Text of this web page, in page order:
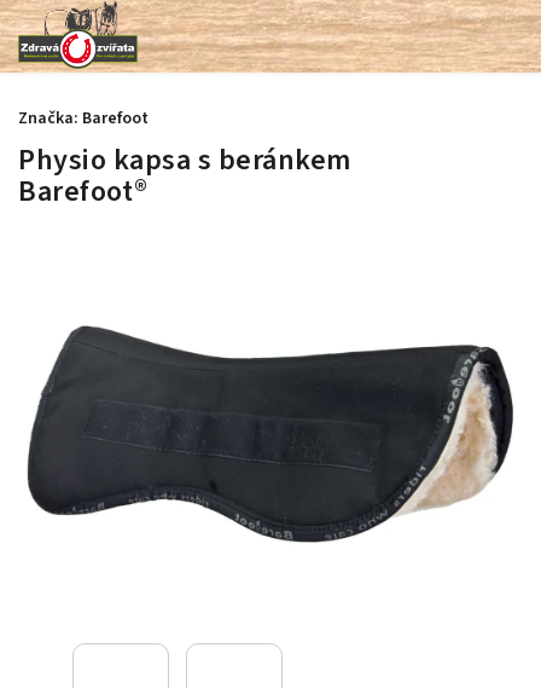
Physio kapsa s beránkem
Barefoot®
Značka: Barefoot